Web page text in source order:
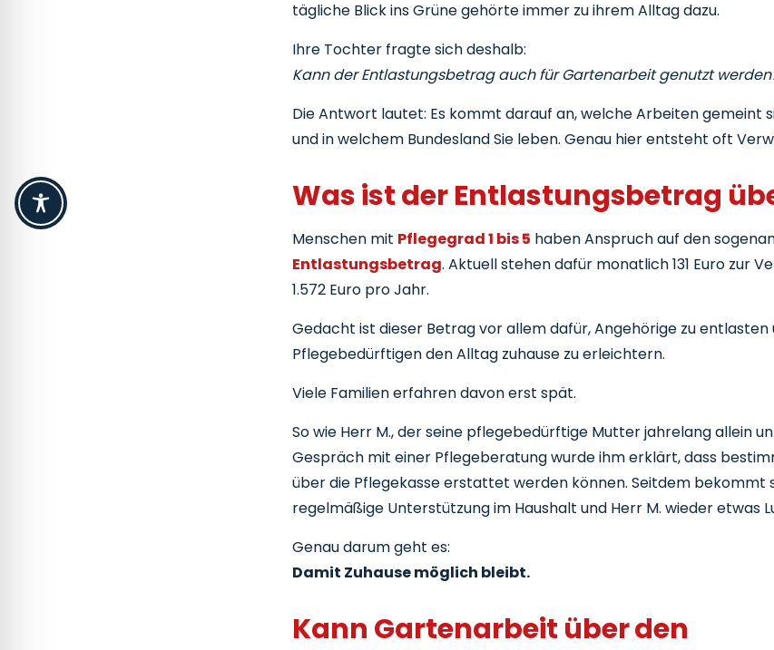
tägliche Blick ins Grüne gehörte immer zu ihrem Alltag dazu.
Ihre Tochter fragte sich deshalb:
Kann der Entlastungsbetrag auch für Gartenarbeit genutzt
Die Antwort lautet: Es kommt darauf an, welche Arbeiten gemeint
und in welchem Bundesland Sie leben. Genau hier entsteht oft
Was ist der Entlastungsbetrag
Menschen mit Pflegegrad 1 bis 5 haben Anspruch auf den
Entlastungsbetrag. Aktuell stehen dafür monatlich 131 Euro zur
1.572 Euro pro Jahr.
Gedacht ist dieser Betrag vor allem dafür, Angehörige zu entlasten
Pflegebedürftigen den Alltag zuhause zu erleichtern.
Viele Familien erfahren davon erst spät.
So wie Herr M., der seine pflegebedürftige Mutter jahrelang allein
Gespräch mit einer Pflegeberatung wurde ihm erklärt, dass
über die Pflegekasse erstattet werden können. Seitdem bekommt
regelmäßige Unterstützung im Haushalt und Herr M. wieder etwas
Genau darum geht es:
Damit Zuhause möglich bleibt.
Kann Gartenarbeit über den